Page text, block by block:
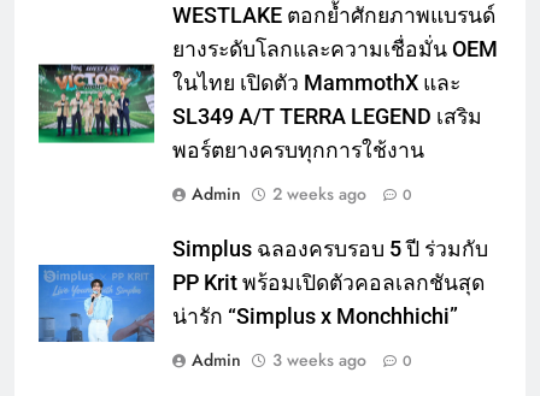
WESTLAKE ตอกย้ำศักยภาพแบรนด์
ยางระดับโลกและความเชื่อมั่น OEM
ในไทย เปิดตัว MammothX และ
SL349 A/T TERRA LEGEND เสริม
พอร์ตยางครบทุกการใช้งาน
Admin
2 weeks ago 0
Simplus ฉลองครบรอบ 5 ปี ร่วมกับ
PP Krit พร้อมเปิดตัวคอลเลกชันสุด
น่ารัก “Simplus x Monchhichi”
Admin
3 weeks ago 0